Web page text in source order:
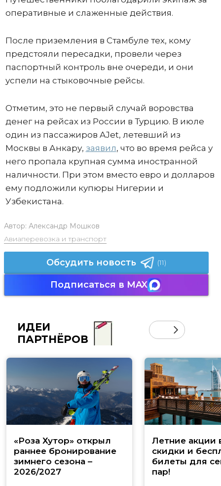
оперативные и слаженные действия.
После приземления в Стамбуле тех, кому
предстояли пересадки, провели через
паспортный контроль вне очереди, и они
успели на стыковочные рейсы.
Отметим, это не первый случай воровства
денег на рейсах из России в Турцию. В июле
один из пассажиров AJet, летевший из
Москвы в Анкару, заявил, что во время рейса у
него пропала крупная сумма иностранной
наличности. При этом вместо евро и долларов
ему подложили купюры Нигерии и
Узбекистана.
Автор: Александр Мошков
Авиаперевозка и транспорт
Обсудить новость (11)
Подписаться в MAX
ИДЕИ
ПАРТНЁРОВ
«Роза Хутор» открыл
раннее бронирование
зимнего сезона –
2026/2027
Летние акции
скидки и
билеты для
пар!